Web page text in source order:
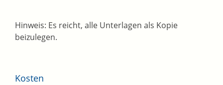
Hinweis: Es reicht, alle Unterlagen als Kopie
beizulegen.
Kosten